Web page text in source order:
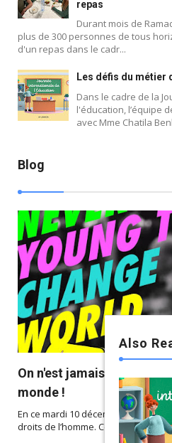
repas
Durant mois de
plus de 300 personnes de tous
d'un repas dans le cadr...
Les défis du métier
Dans le cadre de la
l'éducation, l’équipe
avec Mme Chatila
Blog
Blog
On n'est jamais trop jeune
monde !
En ce mardi 10 décembre 2019,
droits de l’homme. Cette année
Also